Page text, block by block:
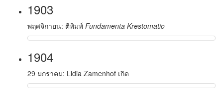
1903
พฤศจิกายน: ตีพิมพ์ Fundamenta Krestomatio
1904
29 มกราคม: Lidia Zamenhof เกิด